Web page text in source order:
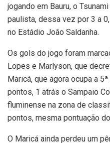
jogando em Bauru, o
paulista, dessa vez por 3 a
no Estádio João Saldanha.
Os gols do jogo foram
Lopes e Marlyson, que
Maricá, que agora ocupa a
pontos, 1 atrás o Sampaio
fluminense na zona de
pontos, mesma pontuação
O Maricá ainda perdeu um